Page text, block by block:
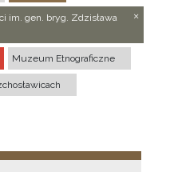
im. gen. bryg. Zdzisława
Muzeum Etnograficzne